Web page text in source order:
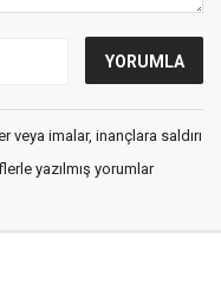
imalar, inançlara saldırı
yazılmış yorumlar